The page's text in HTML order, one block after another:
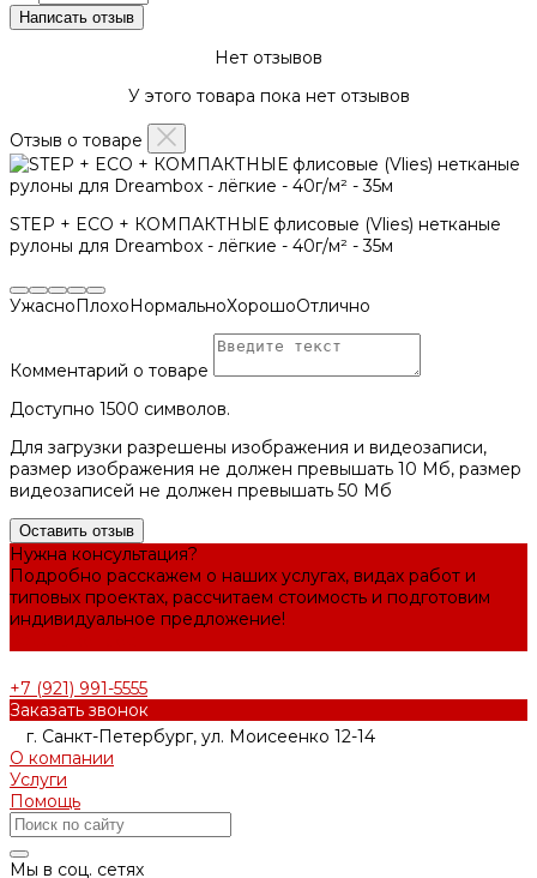
Нет отзывов
У этого товара пока нет отзывов
Отзыв о товаре
STEP + ECO + КОМПАКТНЫЕ флисовые (Vlies) нетканые
рулоны для Dreambox - лёгкие - 40г/м² - 35м
УжасноПлохоНормальноХорошоОтлично
Комментарий о товаре
Доступно 1500 символов.
Для загрузки разрешены изображения и видеозаписи,
размер изображения не должен превышать 10 Mб, размер
видеозаписей не должен превышать 50 Mб
Оставить отзыв
Нужна консультация?
Подробно расскажем о наших услугах, видах работ и
типовых проектах, рассчитаем стоимость и подготовим
индивидуальное предложение!
+7 (921) 991-5555
Заказать звонок
г. Санкт-Петербург, ул. Моисеенко 12-14
О компании
Услуги
Помощь
Мы в соц. сетях